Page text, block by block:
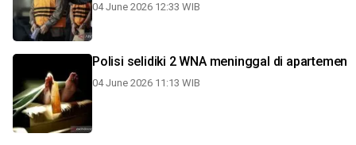
04 June 2026 12:33 WIB
Polisi selidiki 2 WNA meninggal di apartemen
04 June 2026 11:13 WIB